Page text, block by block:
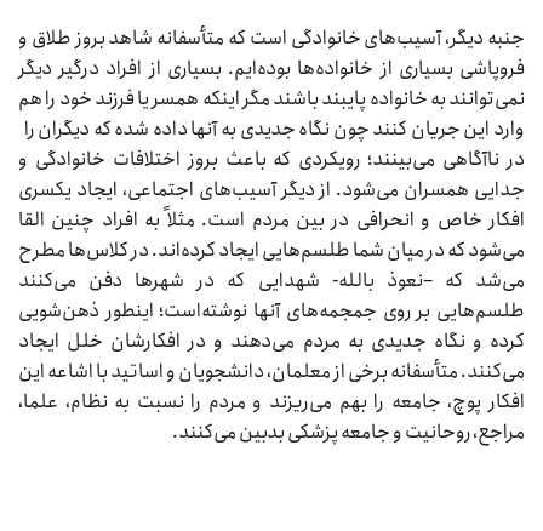
جنبه دیگر، آسیب‌های خانوادگی است که متأسفانه شاهد بروز طلاق و
فروپاشی بسیاری از خانواده‌ها بوده‌ایم. بسیاری از افراد درگیر دیگر
نمی‌توانند به خانواده پایبند باشند مگر اینکه همسر یا فرزند خود را هم
وارد این جریان کنند چون نگاه جدیدی به آنها داده شده که دیگران را
در ناآگاهی می‌بینند؛ رویکردی که باعث بروز اختلافات خانوادگی و
جدایی همسران می‌شود. از دیگر آسیب‌های اجتماعی، ایجاد یکسری
افکار خاص و انحرافی در بین مردم است. مثلاً به افراد چنین القا
می‌شود که در میان شما طلسم‌هایی ایجاد کرده‌اند. در کلاس‌ها مطرح
می‌شد که –نعوذ بالله- شهدایی که در شهرها دفن می‌کنند
طلسم‌هایی بر روی جمجمه‌های آنها نوشته‌است؛ اینطور ذهن‌شویی
کرده و نگاه جدیدی به مردم می‌دهند و در افکارشان خلل‌ ایجاد
می‌کنند. متأسفانه برخی از معلمان، دانشجویان و اساتید با اشاعه این
افکار پوچ، جامعه را بهم می‌ریزند و مردم را نسبت به نظام، علما،
مراجع، روحانیت و جامعه پزشکی بدبین می‌کنند.